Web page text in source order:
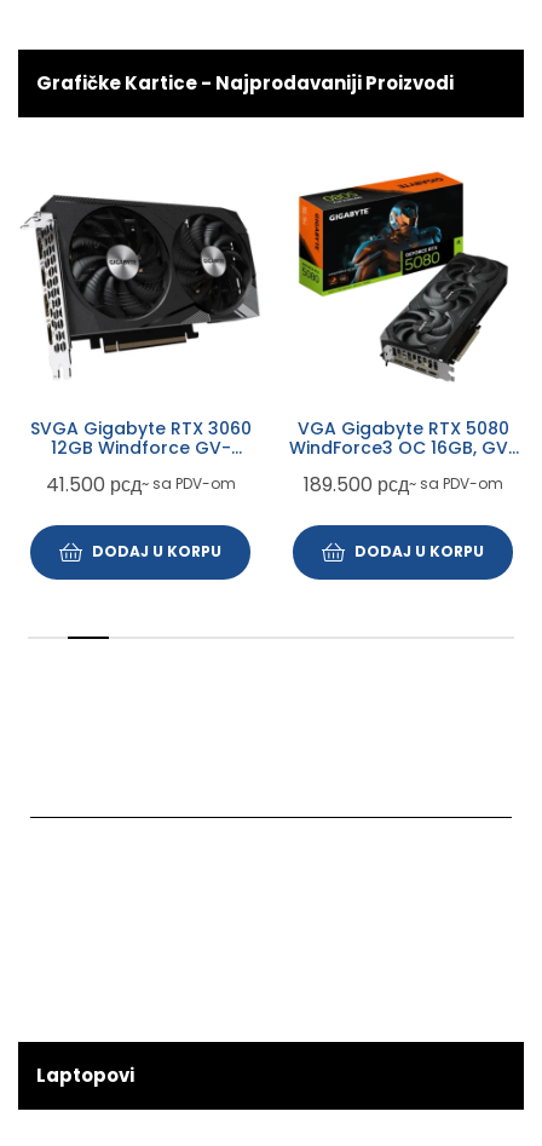
Grafičke Kartice - Najprodavaniji Proizvodi
SVGA Gigabyte RTX 3060
12GB Windforce GV-
41.500 рсд~ sa PDV-om
DODAJ U KORPU
VGA Gigabyte RTX 5080
WindForce3 OC 16GB, GV-
189.500 рсд~ sa PDV-om
DODAJ U KORPU
Laptopovi